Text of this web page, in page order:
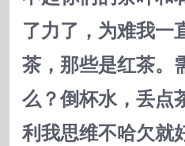
了力了，为难我一
茶，那些是红茶。
么？倒杯水，丢点
利我思维不哈欠就